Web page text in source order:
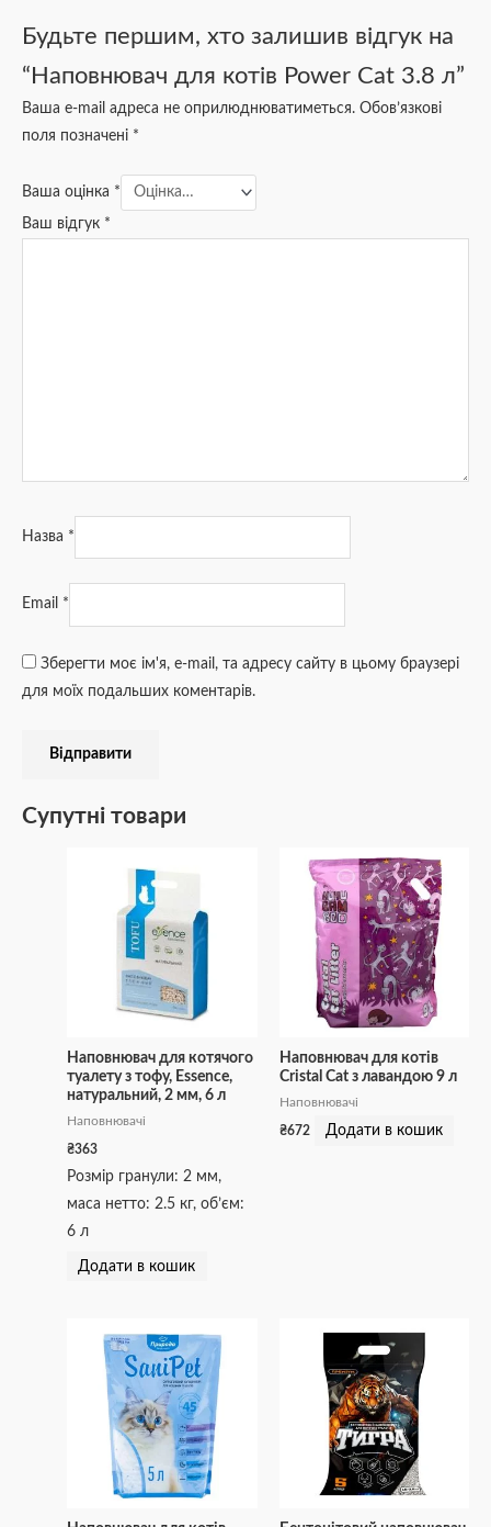
Будьте першим, хто залишив відгук на
“Наповнювач для котів Power Cat 3.8 л”
Ваша e-mail адреса не оприлюднюватиметься. Обов’язкові
поля позначені *
Ваша оцінка *
Ваш відгук *
Назва *
Email *
Зберегти моє ім'я, e-mail, та адресу сайту в цьому браузері
для моїх подальших коментарів.
Супутні товари
Наповнювач для котячого
туалету з тофу, Essence,
натуральний, 2 мм, 6 л
Наповнювачі
₴363
Розмір гранули: 2 мм,
маса нетто: 2.5 кг, об’єм:
6 л
Додати в кошик
Наповнювач для котів
Cristal Cat з лавандою 9 л
Наповнювачі
₴672 Додати в кошик